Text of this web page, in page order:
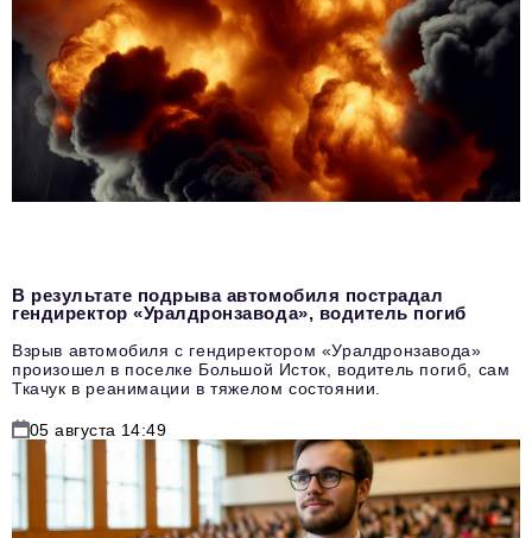
В результате подрыва автомобиля пострадал
гендиректор «Уралдронзавода», водитель погиб
Взрыв автомобиля с гендиректором «Уралдронзавода»
произошел в поселке Большой Исток, водитель погиб, сам
Ткачук в реанимации в тяжелом состоянии.
05 августа 14:49